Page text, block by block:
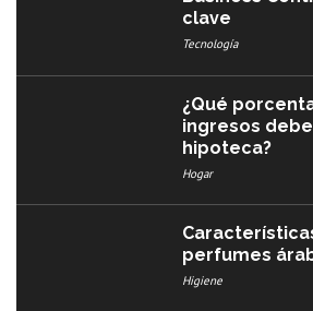
clave
Tecnología
¿Qué
ingresos
hipoteca?
Hogar
perfumes
Higiene